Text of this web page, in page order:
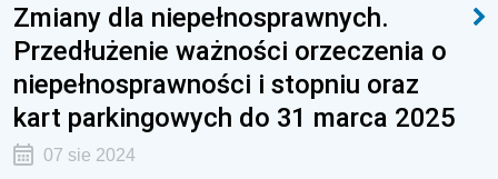
Zmiany dla niepełnosprawnych.
Przedłużenie ważności orzeczenia o
niepełnosprawności i stopniu oraz
kart parkingowych do 31 marca 2025
07 sie 2024